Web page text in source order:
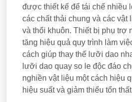
được thiết kế để tái chế nhiều
các chất thải chung và các vật
và thổi khuôn. Thiết bị phụ trợ
tăng hiệu quả quy trình làm
cách giúp thay thế lưỡi dao
lưỡi dao quay so le độc đáo
nghiền vật liệu một cách hiệu
hiệu suất và giảm thiểu tổn